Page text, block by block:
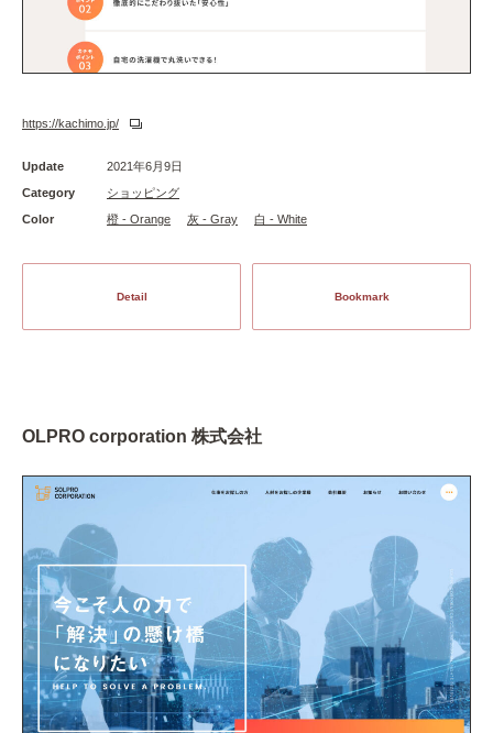
https://kachimo.jp/
Update
2021年6月9日
Category
ショッピング
Color
橙 - Orange 灰 - Gray 白 - White
Detail Bookmark
OLPRO corporation 株式会社